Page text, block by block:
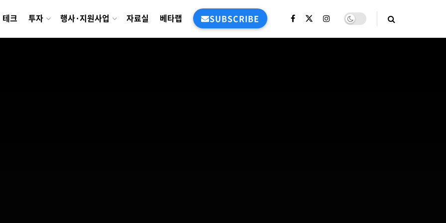
테크 투자 행사·지원사업 자료실 베타랩 SUBSCRIBE